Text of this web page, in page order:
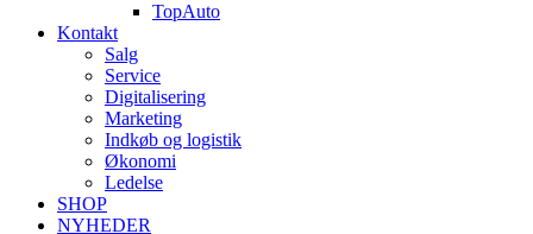
TopAuto
Kontakt
Salg
Service
Digitalisering
Marketing
Indkøb og logistik
Økonomi
Ledelse
SHOP
NYHEDER